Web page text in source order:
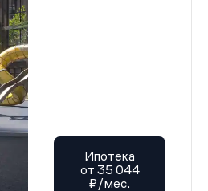
Ипотека
от 35 044
₽/мес.